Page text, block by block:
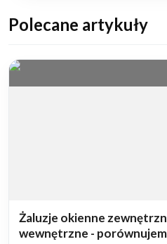
Polecane artykuły
Żaluzje okienne
wewnętrzne -